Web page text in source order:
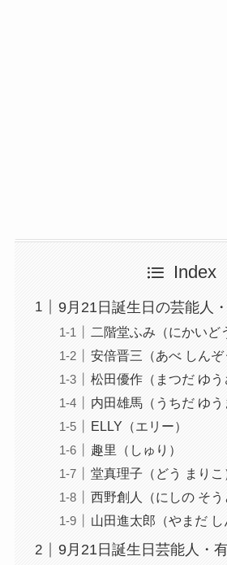
Index
9月21日誕生日の芸能人
二階堂ふみ（にかいど
安倍晋三（あべ しんぞ
松田優作（まつだ ゆう
内田雄馬（うちだ ゆう
ELLY（エリー）
趣里（しゅり）
堂真理子（どう まりこ
西野創人（にしの そう
山田進太郎（やまだ し
9月21日誕生日芸能人・